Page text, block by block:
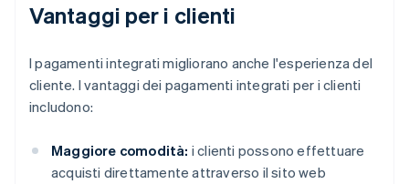
Vantaggi per i clienti
I pagamenti integrati migliorano anche l'esperienza del
cliente. I vantaggi dei pagamenti integrati per i clienti
includono:
Maggiore comodità: i clienti possono effettuare
acquisti direttamente attraverso il sito web